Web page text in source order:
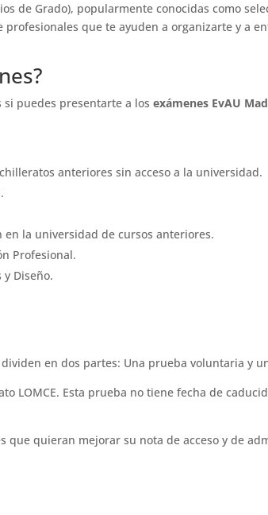
de Grado), popularmente conocidas como
profesionales que te ayuden a organizarte y a
si puedes presentarte a losexámenes EvAU
anteriores sin acceso a la universidad.
la universidad de cursos anteriores.
Profesional.
Diseño.
en dos partes: Una prueba voluntaria y
LOMCE. Esta prueba no tiene fecha de
quieran mejorar su nota de acceso y de